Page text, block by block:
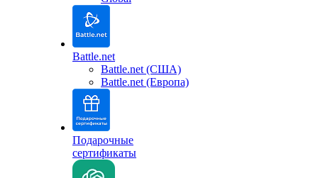
Battle.net
Battle.net (США)
Battle.net (Европа)
Подарочные
сертификаты